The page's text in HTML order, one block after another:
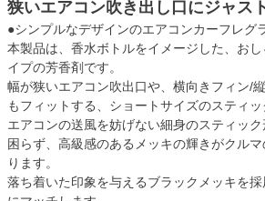
狭いエアコン吹き出し口にジャス
●シンプルなデザインのエアコンカーフレグ
本製品は、香水ボトルをイメージした、お
イプの芳香剤です。
幅が狭いエアコン吹出口や、横向きフィン/
もフィットする、ショートサイズのスティッ
エアコンの送風を妨げない細身のスティッ
困らず、高級感のあるメッキの輝きがクル
ります。
落ち着いた印象を与えるブラックメッキを